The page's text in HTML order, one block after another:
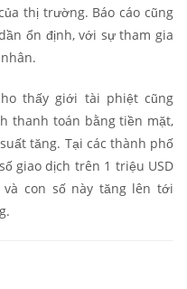
thị trường. Báo cáo cũng
ổn định, với sự tham gia
thấy giới tài phiệt cũng
thanh toán bằng tiền mặt,
tăng. Tại các thành phố
giao dịch trên 1 triệu USD
con số này tăng lên tới